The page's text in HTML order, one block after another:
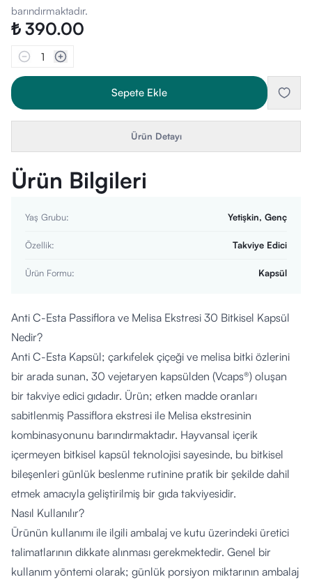
barındırmaktadır.
₺ 390.00
1
Sepete Ekle
Ürün Detayı
Ürün Bilgileri
Yaş Grubu: Yetişkin, Genç
Özellik: Takviye Edici
Ürün Formu: Kapsül
Anti C-Esta Passiflora ve Melisa Ekstresi 30 Bitkisel Kapsül
Nedir?
Anti C-Esta Kapsül; çarkıfelek çiçeği ve melisa bitki özlerini
bir arada sunan, 30 vejetaryen kapsülden (Vcaps®) oluşan
bir takviye edici gıdadır. Ürün; etken madde oranları
sabitlenmiş Passiflora ekstresi ile Melisa ekstresinin
kombinasyonunu barındırmaktadır. Hayvansal içerik
içermeyen bitkisel kapsül teknolojisi sayesinde, bu bitkisel
bileşenleri günlük beslenme rutinine pratik bir şekilde dahil
etmek amacıyla geliştirilmiş bir gıda takviyesidir.
Nasıl Kullanılır?
Ürünün kullanımı ile ilgili ambalaj ve kutu üzerindeki üretici
talimatlarının dikkate alınması gerekmektedir. Genel bir
kullanım yöntemi olarak; günlük porsiyon miktarının ambalaj